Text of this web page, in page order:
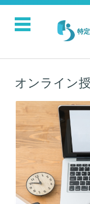
特
コンテンツに移動
オンライン